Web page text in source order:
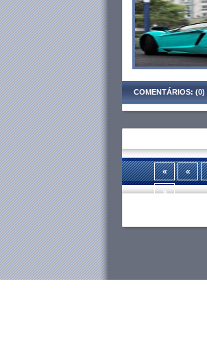
COMENTÁRIOS: (0)
« «
»